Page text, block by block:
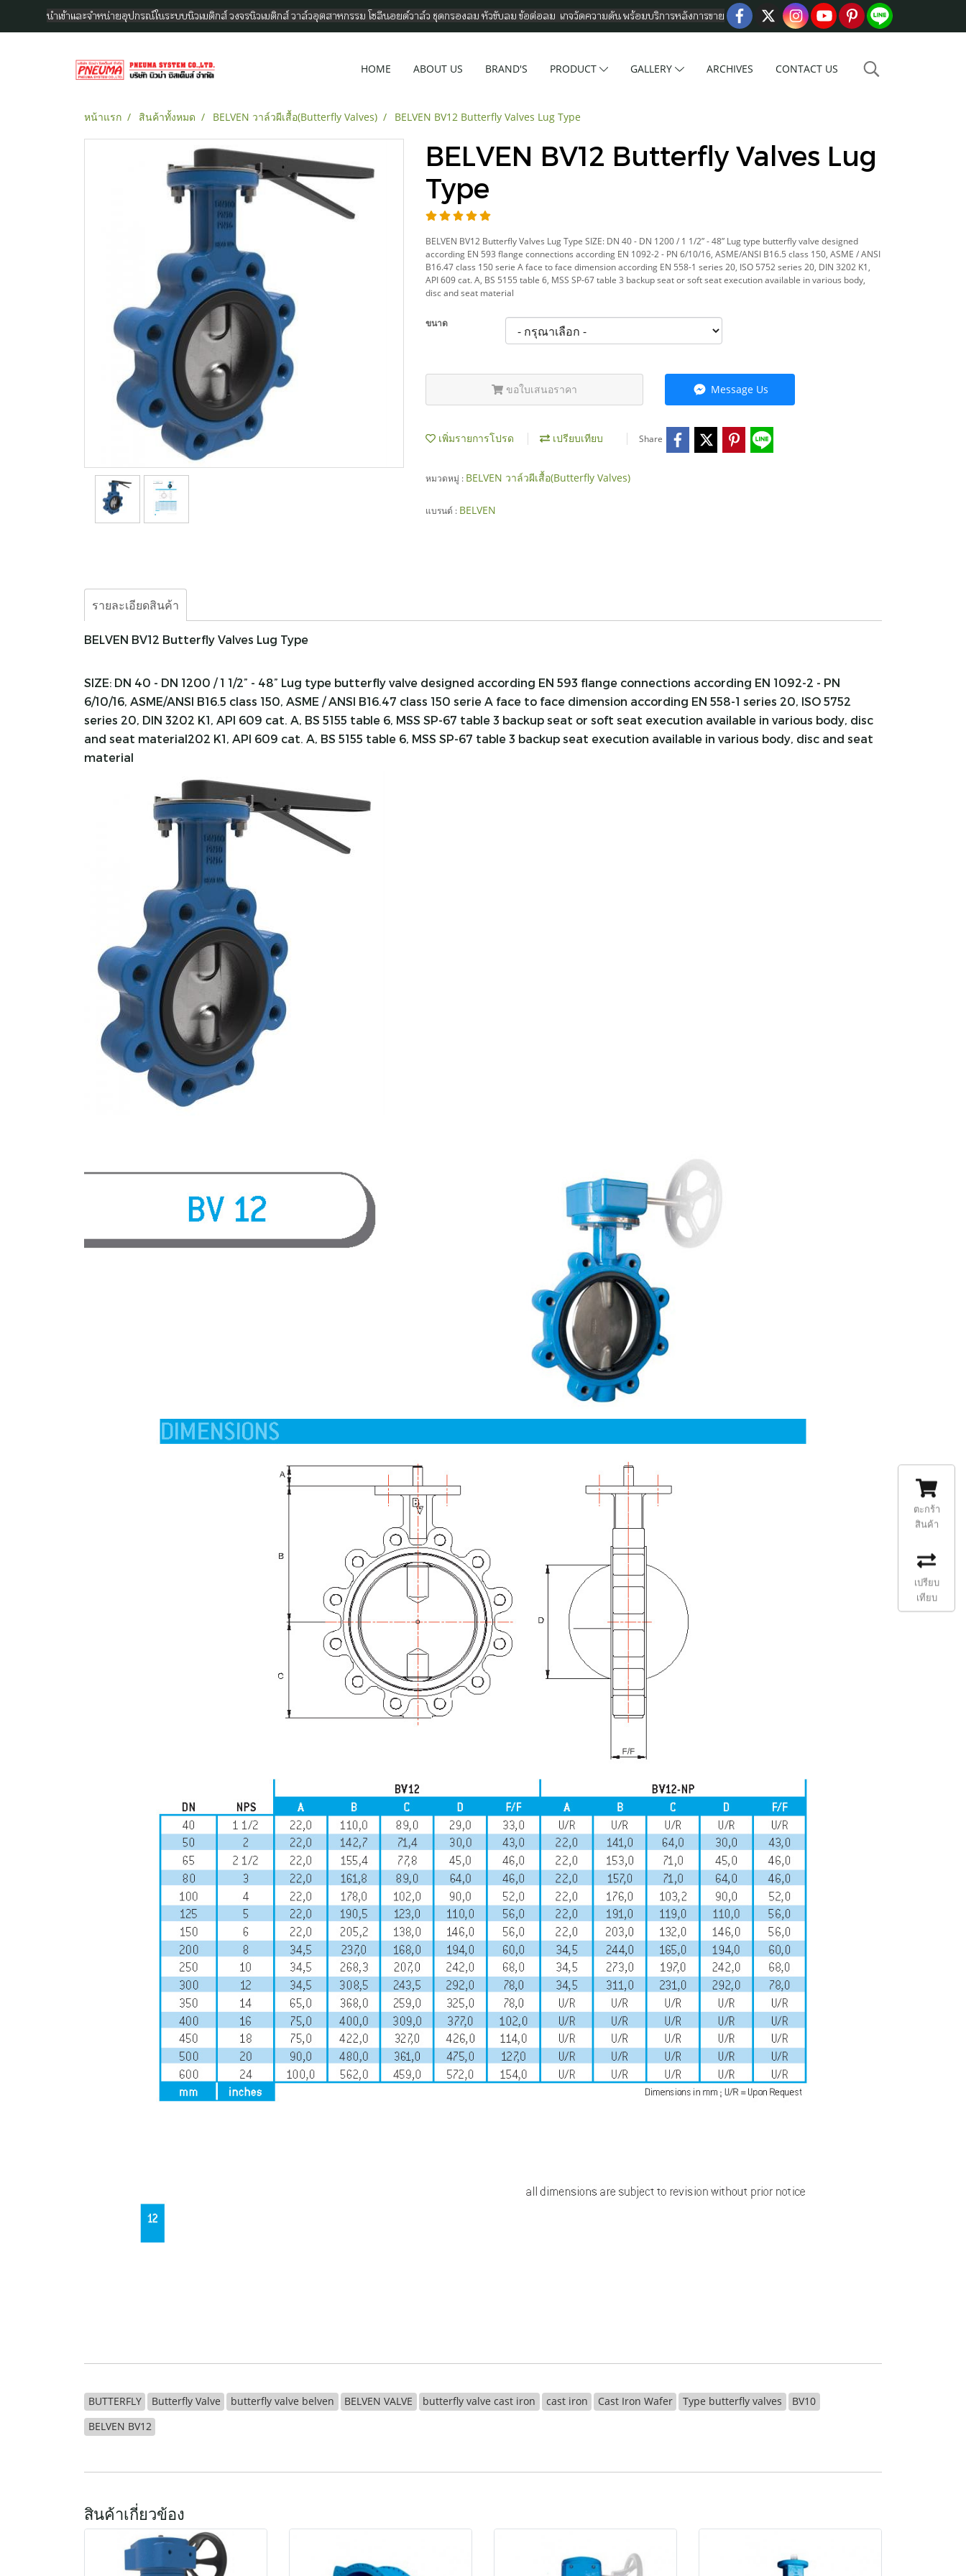
นำเข้าและจำหน่ายอุปกรณ์ในระบบนิวเมติกส์ วงจรนิวเมติกส์ วาล์วอุตสาหกรรม โซลีนอยด์วาล์ว ชุดกรองลม หัวขับลม ข้อต่อลม เกจวัดความดัน พร้อมบริการหลังการขาย
HOME ABOUT US BRAND'S PRODUCT GALLERY ARCHIVES CONTACT US
หน้าแรก สินค้าทั้งหมด BELVEN วาล์วผีเสื้อ(Butterfly Valves) BELVEN BV12 Butterfly Valves Lug Type
BELVEN BV12 Butterfly Valves Lug
Type
BELVEN BV12 Butterfly Valves Lug Type SIZE: DN 40 - DN 1200 / 1 1/2” - 48” Lug type butterfly valve designed
according EN 593 flange connections according EN 1092-2 - PN 6/10/16, ASME/ANSI B16.5 class 150, ASME / ANSI
B16.47 class 150 serie A face to face dimension according EN 558-1 series 20, ISO 5752 series 20, DIN 3202 K1,
API 609 cat. A, BS 5155 table 6, MSS SP-67 table 3 backup seat or soft seat execution available in various body,
disc and seat material
ขนาด
ขอใบเสนอราคา Message Us
เพิ่มรายการโปรด เปรียบเทียบ Share
หมวดหมู่ : BELVEN วาล์วผีเสื้อ(Butterfly Valves)
แบรนด์ : BELVEN
รายละเอียดสินค้า
BELVEN BV12 Butterfly Valves Lug Type
SIZE: DN 40 - DN 1200 / 1 1/2” - 48” Lug type butterfly valve designed according EN 593 flange connections according EN 1092-2 - PN
6/10/16, ASME/ANSI B16.5 class 150, ASME / ANSI B16.47 class 150 serie A face to face dimension according EN 558-1 series 20, ISO 5752
series 20, DIN 3202 K1, API 609 cat. A, BS 5155 table 6, MSS SP-67 table 3 backup seat or soft seat execution available in various body, disc
and seat material202 K1, API 609 cat. A, BS 5155 table 6, MSS SP-67 table 3 backup seat execution available in various body, disc and seat
material
BUTTERFLY Butterfly Valve butterfly valve belven BELVEN VALVE butterfly valve cast iron cast iron Cast Iron Wafer Type butterfly valves
BV10
BELVEN BV12
สินค้าเกี่ยวข้อง
ตะกร้า
สินค้า
เปรียบ
เทียบ